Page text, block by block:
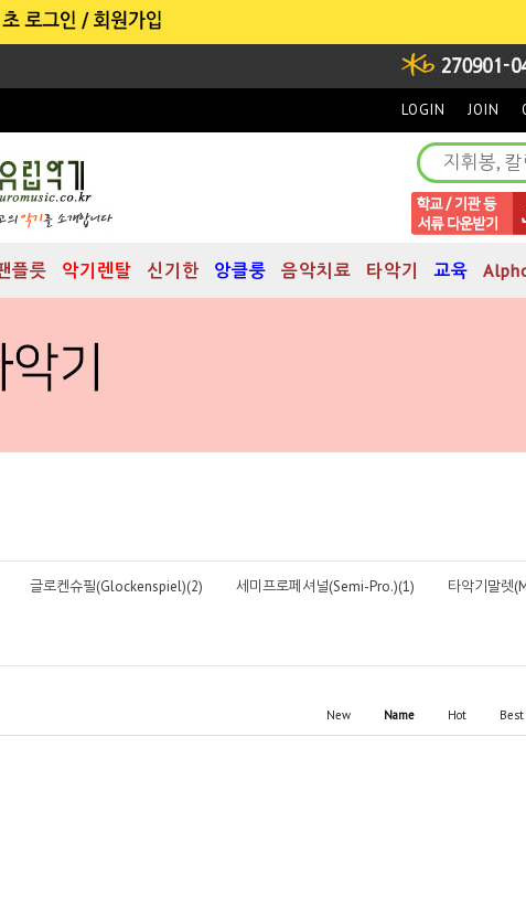
LOGIN JOIN
플릇 악기렌탈 신기한 앙클룽 음악치료 타악기 교육
글로켄슈필(Glockenspiel)(2) 세미프로페셔널(Semi-Pro.)(1) 타악기말렛
New Name Hot Best